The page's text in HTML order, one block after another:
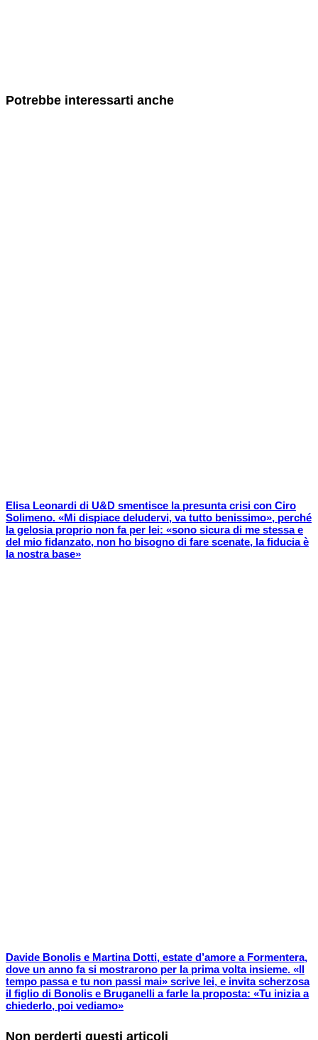
Potrebbe interessarti anche
Elisa Leonardi di U&D smentisce la presunta crisi con Ciro
Solimeno. «Mi dispiace deludervi, va tutto benissimo», perché
la gelosia proprio non fa per lei: «sono sicura di me stessa e
del mio fidanzato, non ho bisogno di fare scenate, la fiducia è
la nostra base»
Davide Bonolis e Martina Dotti, estate d’amore a Formentera,
dove un anno fa si mostrarono per la prima volta insieme. «Il
tempo passa e tu non passi mai» scrive lei, e invita scherzosa
il figlio di Bonolis e Bruganelli a farle la proposta: «Tu inizia a
chiederlo, poi vediamo»
Non perderti questi articoli